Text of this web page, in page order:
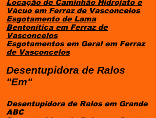
Locação de Caminhão Hidrojato e
Vácuo em Ferraz de Vasconcelos
Esgotamento de Lama
Bentonítica em Ferraz de
Vasconcelos
Esgotamentos em Geral em Ferraz
de Vasconcelos
Desentupidora de Ralos
"Em"
Desentupidora de Ralos em Grande
ABC